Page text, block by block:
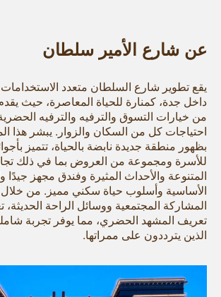
عن شارع الأمير سلطان
يقع تطوير شارع السلطان متعدد
داخل جدة، كمنارة للحياة المعاصرة، حيث يقدم
من خيارات التسوق والترفيه والترفيه
احتياجات كل من السكان والزوار. يبشر هذا
بظهور منطقة جديدة نابضة بالحياة، تتميز
للأسرة ومجموعة من العروض بما في ذلك
المتنوعة والأحداث المثيرة وفندق مجهز جيدًا
الأساسية وأسلوب حياة سكني مميز. من
المشاركة المجتمعية ووسائل الراحة الحديثة،
تعريف المشهد الحضري، مما يوفر تجربة
الذين يترددون على ممراتها.